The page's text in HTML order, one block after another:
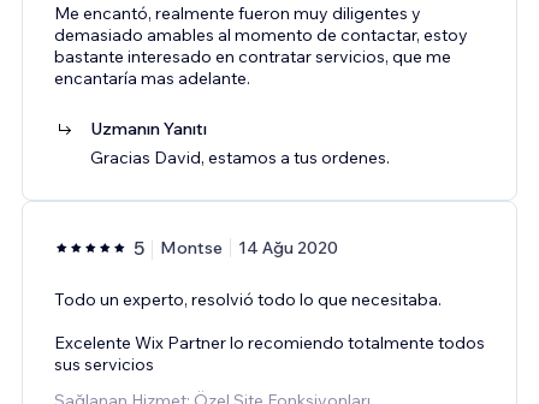
Me encantó, realmente fueron muy diligentes y
demasiado amables al momento de contactar, estoy
bastante interesado en contratar servicios, que me
encantaría mas adelante.
Uzmanın Yanıtı
Gracias David, estamos a tus ordenes.
5 Montse 14 Ağu 2020
Todo un experto, resolvió todo lo que necesitaba.
Excelente Wix Partner lo recomiendo totalmente todos
sus servicios